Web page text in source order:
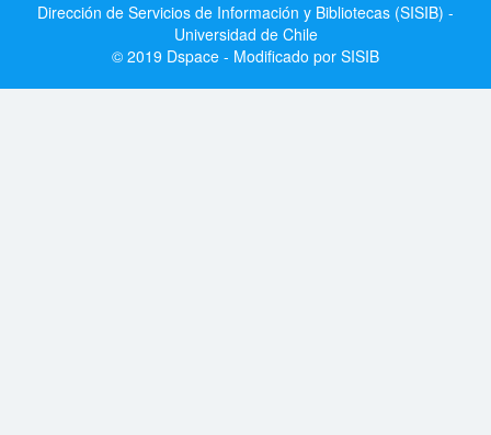
Dirección de Servicios de Información y Bibliotecas (SISIB) -
Universidad de Chile
© 2019 Dspace - Modificado por SISIB